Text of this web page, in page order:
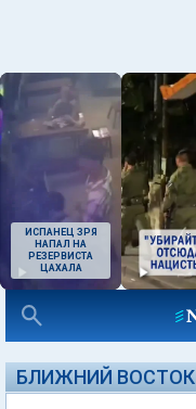
ИСПАНЕЦ ЗРЯ
НАПАЛ НА
РЕЗЕРВИСТА
ЦАХАЛА
БЛИЖНИЙ ВОСТОК